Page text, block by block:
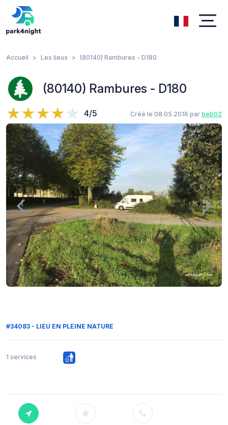
Accueil Les lieux (80140) Rambures - D180
(80140) Rambures - D180
4/5 Créé le 08.05.2016 par beb02
#34083 - LIEU EN PLEINE NATURE
1 services